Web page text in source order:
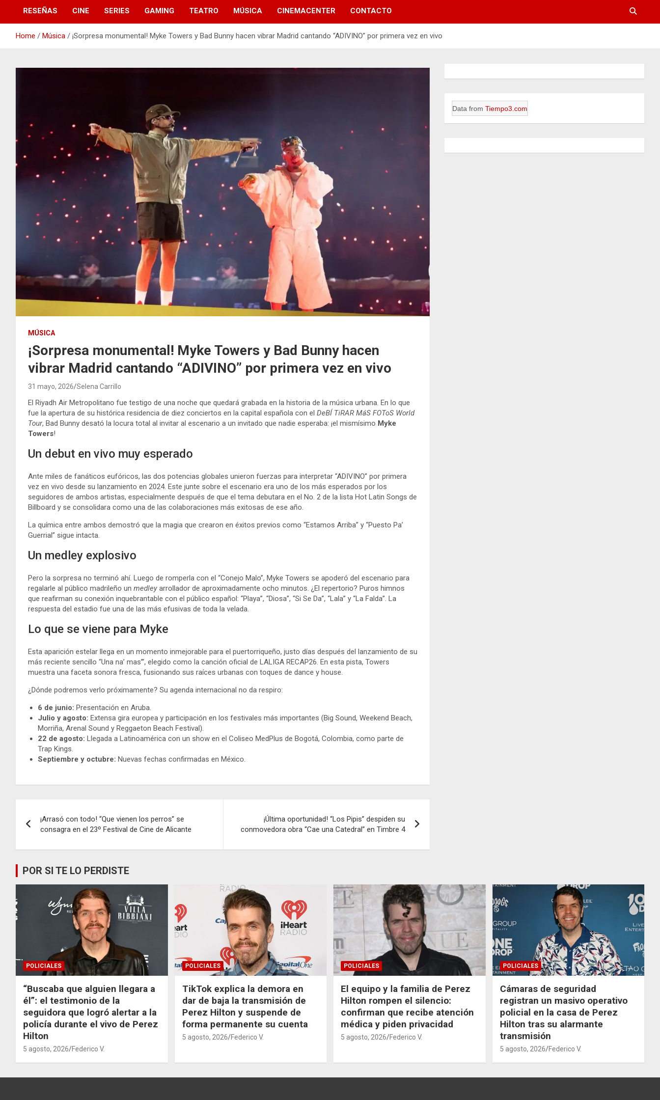
RESEÑAS CINE SERIES GAMING TEATRO MÚSICA CINEMACENTER CONTACTO
Home Música ¡Sorpresa monumental! Myke Towers y Bad Bunny hacen vibrar Madrid cantando “ADIVINO” por primera vez en vivo
MÚSICA
¡Sorpresa monumental! Myke Towers y Bad Bunny hacen
vibrar Madrid cantando “ADIVINO” por primera vez en vivo
31 mayo, 2026 Selena Carrillo
El Riyadh Air Metropolitano fue testigo de una noche que quedará grabada en la historia de la música urbana. En lo que
fue la apertura de su histórica residencia de diez conciertos en la capital española con el DeBÍ TiRAR MáS FOToS World
Tour, Bad Bunny desató la locura total al invitar al escenario a un invitado que nadie esperaba: ¡el mismísimo Myke
Towers!
Un debut en vivo muy esperado
Ante miles de fanáticos eufóricos, las dos potencias globales unieron fuerzas para interpretar “ADIVINO” por primera
vez en vivo desde su lanzamiento en 2024. Este junte sobre el escenario era uno de los más esperados por los
seguidores de ambos artistas, especialmente después de que el tema debutara en el No. 2 de la lista Hot Latin Songs de
Billboard y se consolidara como una de las colaboraciones más exitosas de ese año.
La química entre ambos demostró que la magia que crearon en éxitos previos como “Estamos Arriba” y “Puesto Pa’
Guerrial” sigue intacta.
Un medley explosivo
Pero la sorpresa no terminó ahí. Luego de romperla con el “Conejo Malo”, Myke Towers se apoderó del escenario para
regalarle al público madrileño un medley arrollador de aproximadamente ocho minutos. ¿El repertorio? Puros himnos
que reafirman su conexión inquebrantable con el público español: “Playa”, “Diosa”, “Si Se Da”, “Lala” y “La Falda”. La
respuesta del estadio fue una de las más efusivas de toda la velada.
Lo que se viene para Myke
Esta aparición estelar llega en un momento inmejorable para el puertorriqueño, justo días después del lanzamiento de su
más reciente sencillo “Una na’ mas’”, elegido como la canción oficial de LALIGA RECAP26. En esta pista, Towers
muestra una faceta sonora fresca, fusionando sus raíces urbanas con toques de dance y house.
¿Dónde podremos verlo próximamente? Su agenda internacional no da respiro:
6 de junio: Presentación en Aruba.
Julio y agosto: Extensa gira europea y participación en los festivales más importantes (Big Sound, Weekend Beach,
Morriña, Arenal Sound y Reggaeton Beach Festival).
22 de agosto: Llegada a Latinoamérica con un show en el Coliseo MedPlus de Bogotá, Colombia, como parte de
Trap Kings.
Septiembre y octubre: Nuevas fechas confirmadas en México.
de
entradas
¡Arrasó con todo! “Que vienen los perros” se
consagra en el 23º Festival de Cine de Alicante
¡Última oportunidad! “Los Pipis” despiden su
conmovedora obra “Cae una Catedral” en Timbre 4
Data fromTiempo3.com
POR SI TE LO PERDISTE
POLICIALES
“Buscaba que alguien llegara a
él”: el testimonio de la
seguidora que logró alertar a la
policía durante el vivo de Perez
Hilton
5 agosto, 2026 Federico V.
POLICIALES
TikTok explica la demora en
dar de baja la transmisión de
Perez Hilton y suspende de
forma permanente su cuenta
5 agosto, 2026 Federico V.
POLICIALES
El equipo y la familia de Perez
Hilton rompen el silencio:
confirman que recibe atención
médica y piden privacidad
5 agosto, 2026 Federico V.
POLICIALES
Cámaras de seguridad
registran un masivo operativo
policial en la casa de Perez
Hilton tras su alarmante
transmisión
5 agosto, 2026 Federico V.